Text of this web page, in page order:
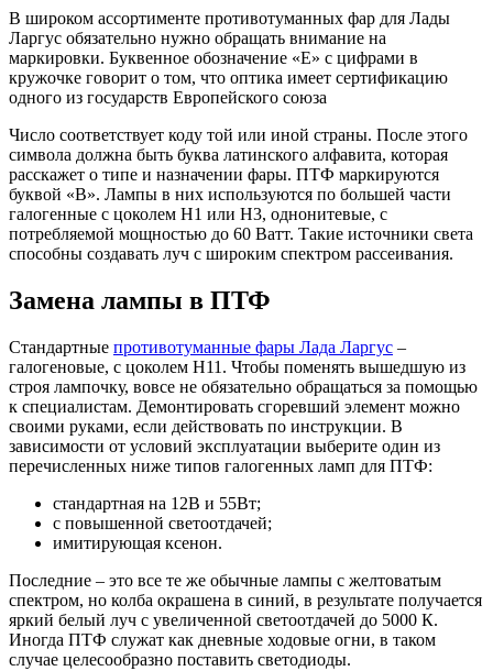
В широком ассортименте противотуманных фар для Лады
Ларгус обязательно нужно обращать внимание на
маркировки. Буквенное обозначение «Е» с цифрами в
кружочке говорит о том, что оптика имеет сертификацию
одного из государств Европейского союза
Число соответствует коду той или иной страны. После этого
символа должна быть буква латинского алфавита, которая
расскажет о типе и назначении фары. ПТФ маркируются
буквой «В». Лампы в них используются по большей части
галогенные с цоколем H1 или H3, однонитевые, с
потребляемой мощностью до 60 Ватт. Такие источники света
способны создавать луч с широким спектром рассеивания.
Замена лампы в ПТФ
Стандартные противотуманные фары Лада Ларгус –
галогеновые, с цоколем H11. Чтобы поменять вышедшую из
строя лампочку, вовсе не обязательно обращаться за помощью
к специалистам. Демонтировать сгоревший элемент можно
своими руками, если действовать по инструкции. В
зависимости от условий эксплуатации выберите один из
перечисленных ниже типов галогенных ламп для ПТФ:
стандартная на 12В и 55Вт;
с повышенной светоотдачей;
имитирующая ксенон.
Последние – это все те же обычные лампы с желтоватым
спектром, но колба окрашена в синий, в результате получается
яркий белый луч с увеличенной светоотдачей до 5000 К.
Иногда ПТФ служат как дневные ходовые огни, в таком
случае целесообразно поставить светодиоды.